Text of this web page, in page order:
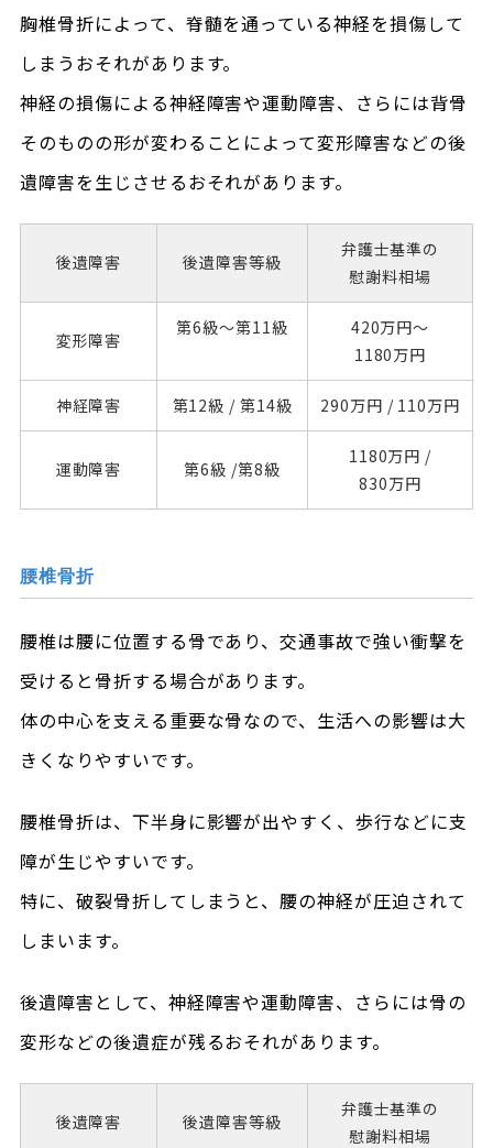
胸椎骨折によって、脊髄を通っている神経を損傷して
しまうおそれがあります。
神経の損傷による神経障害や運動障害、さらには背骨
そのものの形が変わることによって変形障害などの後
遺障害を生じさせるおそれがあります。
後遺障害 後遺障害等級
弁護士基準の
慰謝料相場
変形障害
第6級～第11級
420万円～
1180万円
神経障害 第12級 / 第14級 290万円 / 110万円
運動障害 第6級 /第8級
1180万円 /
830万円
腰椎骨折
腰椎は腰に位置する骨であり、交通事故で強い衝撃を
受けると骨折する場合があります。
体の中心を支える重要な骨なので、生活への影響は大
きくなりやすいです。
腰椎骨折は、下半身に影響が出やすく、歩行などに支
障が生じやすいです。
特に、破裂骨折してしまうと、腰の神経が圧迫されて
しまいます。
後遺障害として、神経障害や運動障害、さらには骨の
変形などの後遺症が残るおそれがあります。
後遺障害 後遺障害等級
弁護士基準の
慰謝料相場